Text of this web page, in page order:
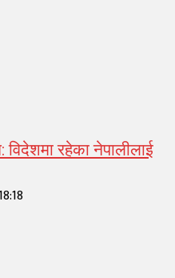
रहेका नेपालीलाई